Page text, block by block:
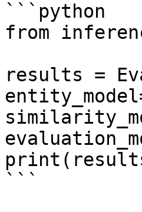
```python
from
results =
```